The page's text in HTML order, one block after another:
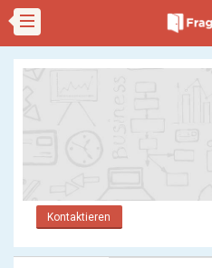
Kontaktieren